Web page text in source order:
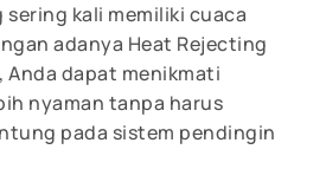
sering kali memiliki cuaca
adanya Heat Rejecting
Anda dapat menikmati
nyaman tanpa harus
pada sistem pendingin